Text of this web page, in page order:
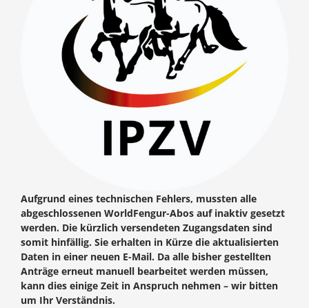
Aufgrund eines technischen Fehlers, mussten alle
abgeschlossenen WorldFengur-Abos auf inaktiv gesetzt
werden. Die kürzlich versendeten Zugangsdaten sind
somit hinfällig. Sie erhalten in Kürze die aktualisierten
Daten in einer neuen E-Mail. Da alle bisher gestellten
Anträge erneut manuell bearbeitet werden müssen,
kann dies einige Zeit in Anspruch nehmen – wir bitten
um Ihr Verständnis.